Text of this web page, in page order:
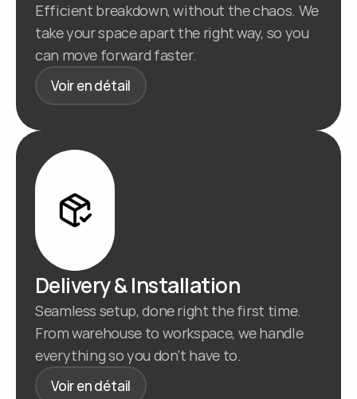
Efficient breakdown, without the chaos. We
take your space apart the right way, so you
can move forward faster.
Voir en détail
Delivery & Installation
Seamless setup, done right the first time.
From warehouse to workspace, we handle
everything so you don’t have to.
Voir en détail